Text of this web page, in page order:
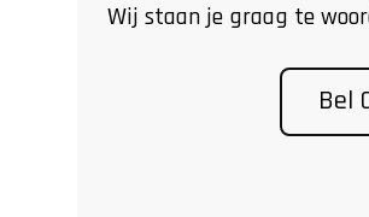
Wij staan je graag te
Bel